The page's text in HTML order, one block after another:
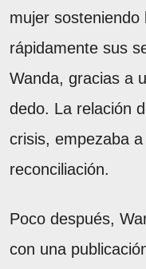
mujer
rápidamente sus
Wanda, gracias a
dedo. La relación
crisis, empezaba
reconciliación.
Poco después,
con una